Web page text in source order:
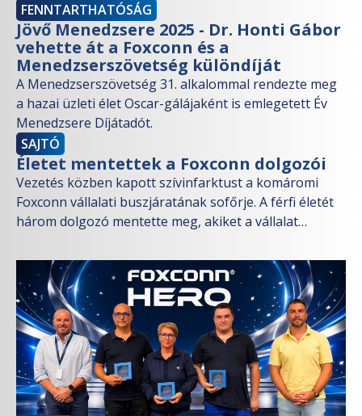
FENNTARTHATÓSÁG
Jövő Menedzsere 2025 - Dr. Honti Gábor
vehette át a Foxconn és a
Menedzserszövetség különdíját
A Menedzserszövetség 31. alkalommal rendezte meg
a hazai üzleti élet Oscar-gálájaként is emlegetett Év
Menedzsere Díjátadót.
SAJTÓ
Életet mentettek a Foxconn dolgozói
Vezetés közben kapott szívinfarktust a komáromi
Foxconn vállalati buszjáratának sofőrje. A férfi életét
három dolgozó mentette meg, akiket a vállalat